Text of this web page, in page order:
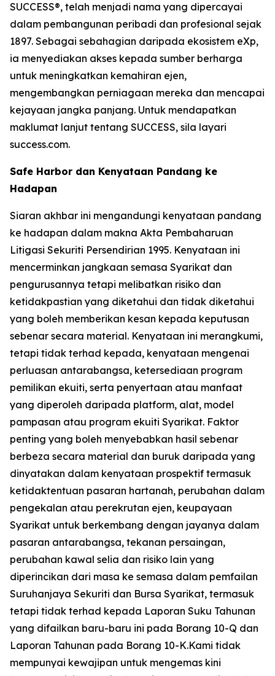
SUCCESS®, telah menjadi nama yang dipercayai
dalam pembangunan peribadi dan profesional sejak
1897. Sebagai sebahagian daripada ekosistem eXp,
ia menyediakan akses kepada sumber berharga
untuk meningkatkan kemahiran ejen,
mengembangkan perniagaan mereka dan mencapai
kejayaan jangka panjang. Untuk mendapatkan
maklumat lanjut tentang SUCCESS, sila layari
success.com.
Safe Harbor dan Kenyataan Pandang ke
Hadapan
Siaran akhbar ini mengandungi kenyataan pandang
ke hadapan dalam makna Akta Pembaharuan
Litigasi Sekuriti Persendirian 1995. Kenyataan ini
mencerminkan jangkaan semasa Syarikat dan
pengurusannya tetapi melibatkan risiko dan
ketidakpastian yang diketahui dan tidak diketahui
yang boleh memberikan kesan kepada keputusan
sebenar secara material. Kenyataan ini merangkumi,
tetapi tidak terhad kepada, kenyataan mengenai
perluasan antarabangsa, ketersediaan program
pemilikan ekuiti, serta penyertaan atau manfaat
yang diperoleh daripada platform, alat, model
pampasan atau program ekuiti Syarikat. Faktor
penting yang boleh menyebabkan hasil sebenar
berbeza secara material dan buruk daripada yang
dinyatakan dalam kenyataan prospektif termasuk
ketidaktentuan pasaran hartanah, perubahan dalam
pengekalan atau perekrutan ejen, keupayaan
Syarikat untuk berkembang dengan jayanya dalam
pasaran antarabangsa, tekanan persaingan,
perubahan kawal selia dan risiko lain yang
diperincikan dari masa ke semasa dalam pemfailan
Suruhanjaya Sekuriti dan Bursa Syarikat, termasuk
tetapi tidak terhad kepada Laporan Suku Tahunan
yang difailkan baru-baru ini pada Borang 10-Q dan
Laporan Tahunan pada Borang 10-K.Kami tidak
mempunyai kewajipan untuk mengemas kini